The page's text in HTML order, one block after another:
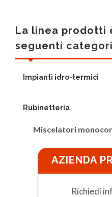
La linea prodotti
seguenti
Impianti idro-termici
Rubinetteria
Miscelatori
AZIENDA
Richiedi